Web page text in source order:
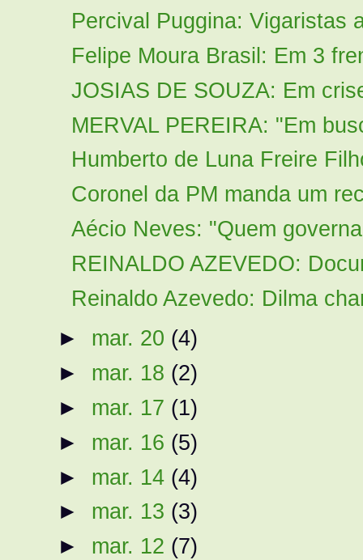
Percival Puggina: Vigaristas
Felipe Moura Brasil: Em 3
JOSIAS DE SOUZA: Em
MERVAL PEREIRA: "Em
Humberto de Luna Freire
Coronel da PM manda um
Aécio Neves: "Quem
REINALDO AZEVEDO:
Reinaldo Azevedo: Dilma
► mar. 20 (4)
► mar. 18 (2)
► mar. 17 (1)
► mar. 16 (5)
► mar. 14 (4)
► mar. 13 (3)
► mar. 12 (7)